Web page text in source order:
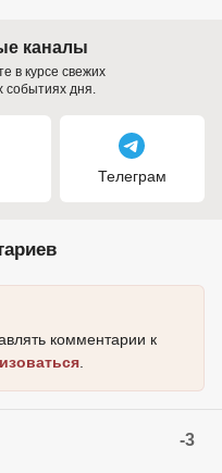
каналы
в курсе свежих
событиях дня.
Телеграм
комментарии к
.
-3